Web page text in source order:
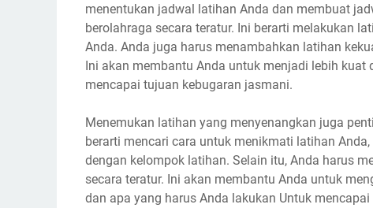
menentukan jadwal latihan Anda dan membuat
berolahraga secara teratur. Ini berarti melakukan
Anda. Anda juga harus menambahkan latihan
Ini akan membantu Anda untuk menjadi lebih
mencapai tujuan kebugaran jasmani.
Menemukan latihan yang menyenangkan juga
berarti mencari cara untuk menikmati latihan
dengan kelompok latihan. Selain itu, Anda harus
secara teratur. Ini akan membantu Anda untuk
dan apa yang harus Anda lakukan Untuk